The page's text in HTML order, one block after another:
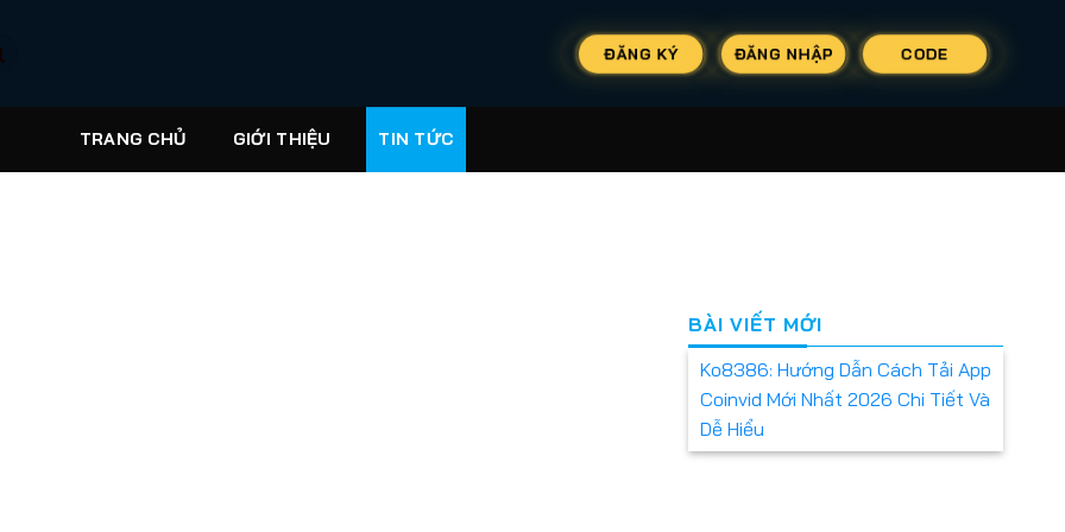
ĐĂNG KÝ ĐĂNG NHẬP CODE
TRANG CHỦ GIỚI THIỆU TIN TỨC
BÀI VIẾT MỚI
Ko8386: Hướng Dẫn Cách Tải App
Coinvid Mới Nhất 2026 Chi Tiết Và
Dễ Hiểu